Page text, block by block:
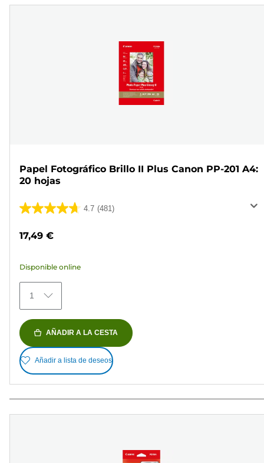
Papel Fotográfico Brillo II Plus Canon PP-201 A4:
20 hojas
4.7 (481)
4.7
481
reseñas
17,49 €
Disponible online
1
AÑADIR A LA CESTA
Añadir a lista de deseos